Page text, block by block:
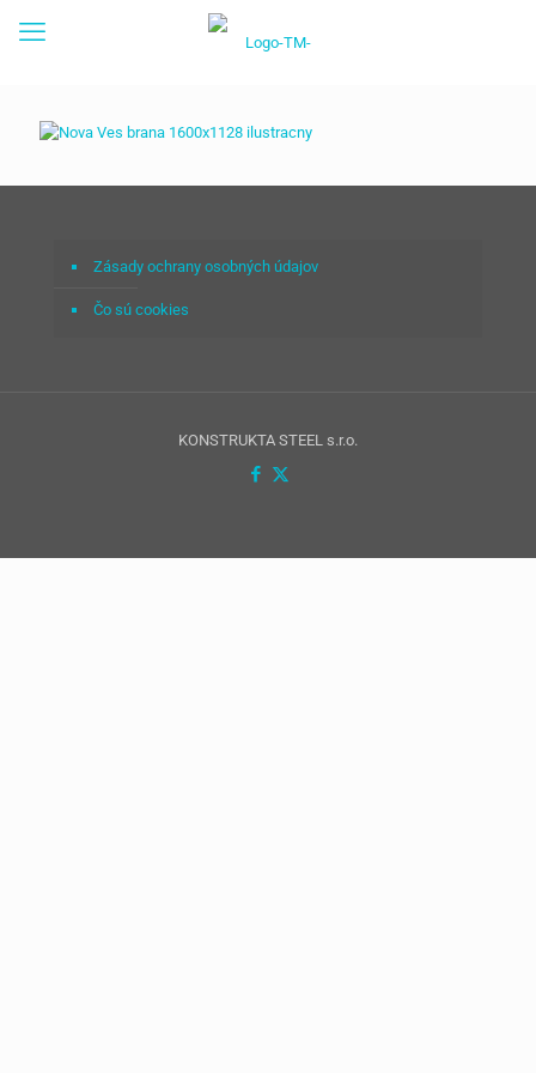
Zásady ochrany osobných údajov
Čo sú cookies
KONSTRUKTA STEEL s.r.o.